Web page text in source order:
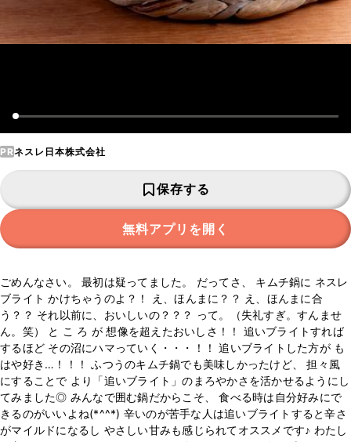
PRネスレ日本株式会社
保存する
無料アプリを開く
ごめんなさい。 最初は疑ってました。 だってさ、 キムチ鍋に ネスレ
ブライト かけちゃうのよ？！ え、ほんまに？？ え、ほんまに合
う？？ それ以前に、おいしいの？？？ って。（失礼すぎ。すんませ
ん。笑） と こ ろ が 想像を超えたおいしさ！！ 追いブライトすれば
するほど その沼にハマっていく・・・！！ 追いブライトした方が も
はや好き…！！！ ふつうのキムチ鍋でも美味しかったけど、 担々風
にすることで より「追いブライト」のまろやかさを活かせるようにし
てみました◎ みんなで囲む鍋だからこそ、 食べる時は自分好みにで
きるのがいいよね(*^^*) 辛いのが苦手な人は追いブライトすると辛さ
がマイルドになるし やさしい甘みも感じられてオススメです♪ わたし